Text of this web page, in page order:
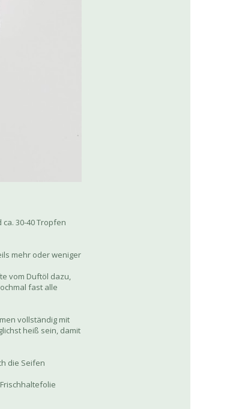
30-40 Tropfen
mehr oder weniger
vom Duftöl dazu,
fast alle
vollständig mit
heiß sein, damit
die Seifen